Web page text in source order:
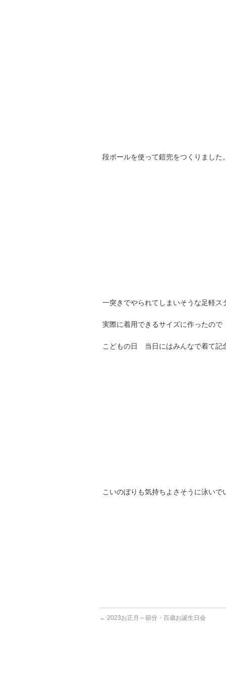
段ボールを使って鎧兜をつくりました
一突きでやられてしまいそうな足軽ス
実際に着用できるサイズに作ったので
こどもの日 当日にはみんなで着て記
こいのぼりも気持ちよさそうに泳いで
← 2023お正月～節分・百歳お誕生日会